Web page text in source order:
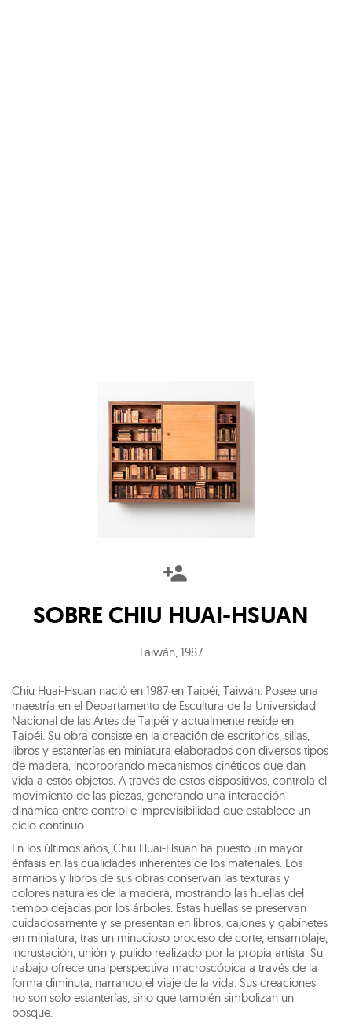
SOBRE CHIU HUAI-HSUAN
Taiwán, 1987
Chiu Huai-Hsuan nació en 1987 en Taipéi, Taiwán. Posee una
maestría en el Departamento de Escultura de la Universidad
Nacional de las Artes de Taipéi y actualmente reside en
Taipéi. Su obra consiste en la creación de escritorios, sillas,
libros y estanterías en miniatura elaborados con diversos tipos
de madera, incorporando mecanismos cinéticos que dan
vida a estos objetos. A través de estos dispositivos, controla el
movimiento de las piezas, generando una interacción
dinámica entre control e imprevisibilidad que establece un
ciclo continuo.
En los últimos años, Chiu Huai-Hsuan ha puesto un mayor
énfasis en las cualidades inherentes de los materiales. Los
armarios y libros de sus obras conservan las texturas y
colores naturales de la madera, mostrando las huellas del
tiempo dejadas por los árboles. Estas huellas se preservan
cuidadosamente y se presentan en libros, cajones y gabinetes
en miniatura, tras un minucioso proceso de corte, ensamblaje,
incrustación, unión y pulido realizado por la propia artista. Su
trabajo ofrece una perspectiva macroscópica a través de la
forma diminuta, narrando el viaje de la vida. Sus creaciones
no son solo estanterías, sino que también simbolizan un
bosque.